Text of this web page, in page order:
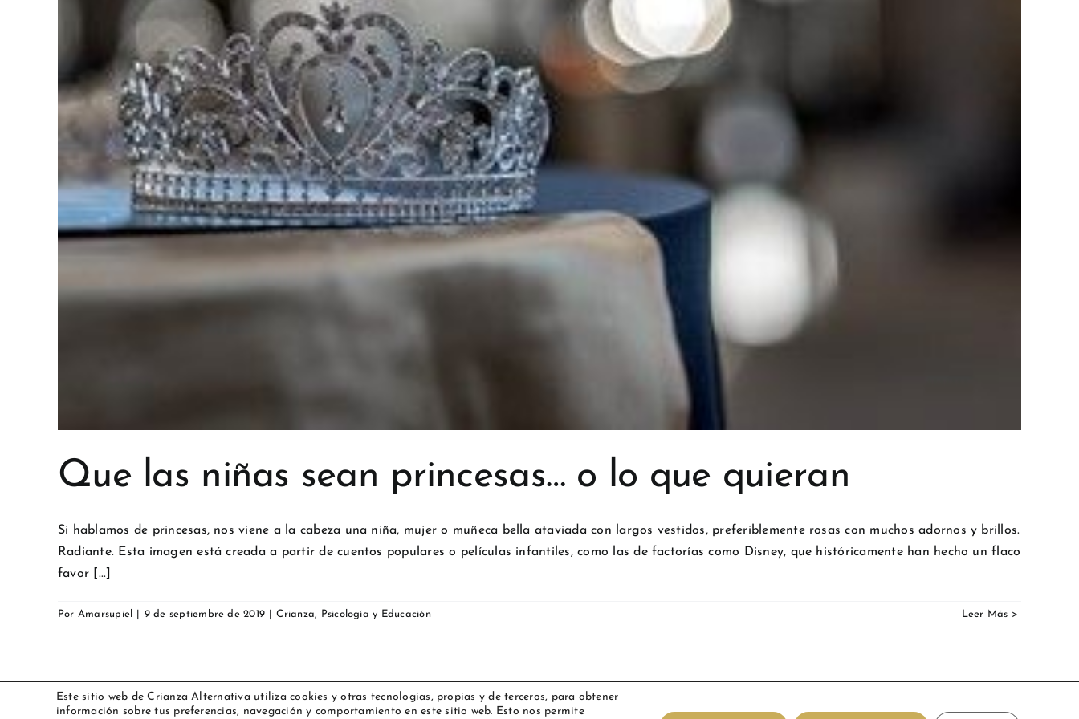
Que las niñas sean princesas… o lo que quieran
Si hablamos de princesas, nos viene a la cabeza una niña, mujer o muñeca bella ataviada con largos vestidos, preferiblemente rosas con muchos adornos y brillos.
Radiante. Esta imagen está creada a partir de cuentos populares o películas infantiles, como las de factorías como Disney, que históricamente han hecho un flaco
favor [...]
Por Amarsupiel 9 de septiembre de 2019 Crianza, Psicología y Educación
Copyright 2023 Amarsupiel |Aviso legal|Política de cookies| Todos los derechos reservados FacebookInstagramYouTube
Este sitio web de Crianza Alternativa utiliza cookies y otras tecnologías, propias y de terceros, para obtener
información sobre tus preferencias, navegación y comportamiento en este sitio web. Esto nos permite